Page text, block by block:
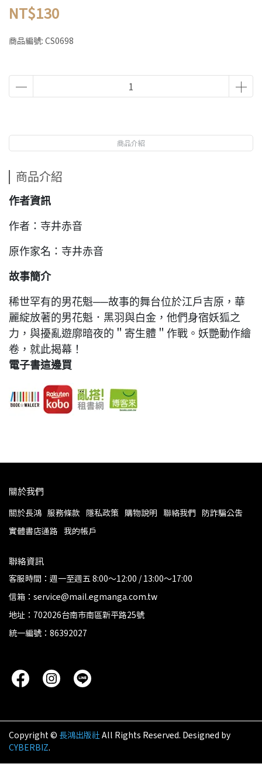
NT$130
商品編號: CS0698
商品介紹
商品介紹
作者資訊
作者：寺井赤音
原作家名：寺井赤音
故事簡介
稀世罕有的男花魁──故事的舞台位於江戶吉原，華
麗綻放著的男花魁．黑羽與白金，他們身宿妖狐之
力，與擾亂遊廓暗夜的＂寄生體＂作戰。妖艷動作繪
卷，就此揭幕！
電子書這邊買
關於我們
關於長鴻 服務條款 隱私政策 購物說明 聯絡我們 防詐騙公告
實體書店通路 我的帳戶
聯絡資訊
客服時間：週一至週五 8:00～12:00 / 13:00～17:00
信箱：service@mail.egmanga.com.tw
地址：702026台南市南區新平路25號
統一編號：86392027
Copyright © 長鴻出版社 All Rights Reserved. Designed by
CYBERBIZ.